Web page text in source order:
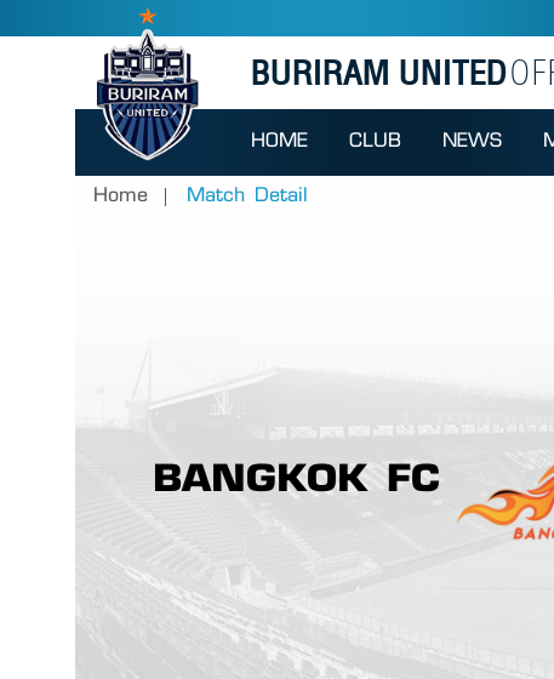
BURIRAM UNITED
HOME CLUB NEWS
Home
Match Detail
BANGKOK FC